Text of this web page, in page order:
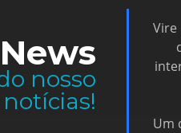
nosso
Vire
Um